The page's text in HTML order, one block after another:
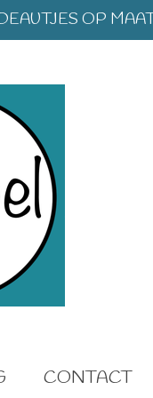
OP
CONTACT